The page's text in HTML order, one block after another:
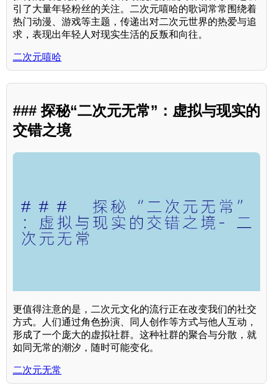
引了大量年轻粉丝的关注。二次元嘻哈的歌词常常围绕着
热门动漫、游戏等主题，传递出对二次元世界的热爱与追
求，表现出年轻人对现实生活的反叛和向往。
二次元嘻哈
### 探秘“二次元无常”：虚拟与现实的
交错之境
更值得注意的是，二次元文化的流行正在改变我们的社交
方式。人们通过角色扮演、同人创作等方式与他人互动，
形成了一个庞大的虚拟社群。这种社群的聚合与分散，就
如同无常的潮汐，随时可能变化。
二次元无常